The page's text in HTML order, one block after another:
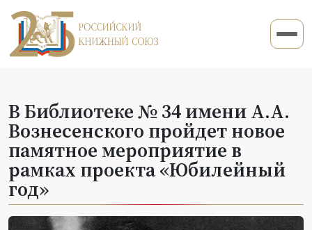
В Библиотеке № 34 имени А.А.
Вознесенского пройдет новое
памятное мероприятие в
рамках проекта «Юбилейный
год»